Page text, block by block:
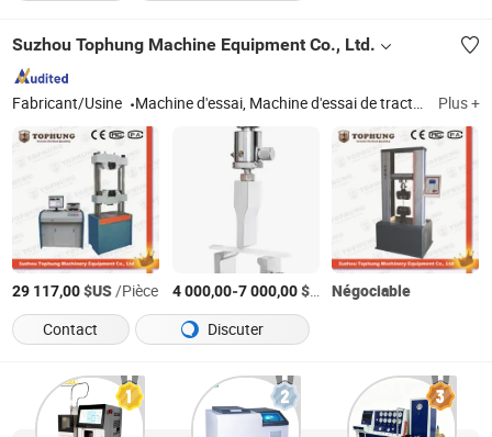
Suzhou Tophung Machine Equipment Co., Ltd.
Fabricant/Usine Machine d'essai, Machine d'essai de traction, Machine d'essai universelle, Machine d'essai de flexion, Équipement d'essai de câble, Machine d'essai de cellule photovoltaïque, Chambre sèche, Essai d'impact, Machine d'essai, Équipement d'essai de fatigue Plus +
29 117,00$US/Pièce 4 000,00-7 000,00$US /Pièce
Négociable
Contact
Discuter